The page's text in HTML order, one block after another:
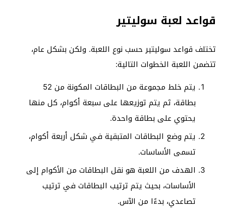
قواعد لعبة سوليتير
تختلف قواعد سوليتير حسب نوع اللعبة. ولكن بشكل عام،
تتضمن اللعبة الخطوات التالية:
يتم خلط مجموعة من البطاقات المكونة من 52
بطاقة، ثم يتم توزيعها على سبعة أكوام، كل منها
يحتوي على بطاقة واحدة.
يتم وضع البطاقات المتبقية في شكل أربعة أكوام،
تسمى الأساسات.
الهدف من اللعبة هو نقل البطاقات من الأكوام إلى
الأساسات، بحيث يتم ترتيب البطاقات في ترتيب
تصاعدي، بدءًا من الآس.